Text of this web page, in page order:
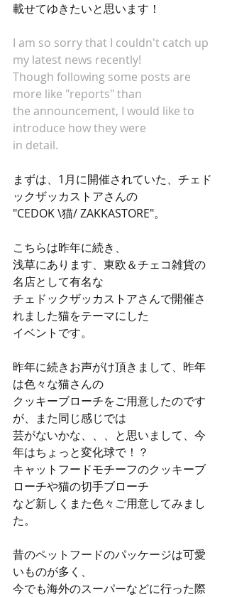
載せてゆきたいと思います！
I am so sorry that I couldn't catch up
my latest news recently!
Though following some posts are
more like "reports" than
the announcement, I would like to
introduce how they were
in detail.
まずは、1月に開催されていた、チェド
ックザッカストアさんの
"CEDOK \猫/ ZAKKASTORE"。
こちらは昨年に続き、
浅草にあります、東欧＆チェコ雑貨の
名店として有名な
チェドックザッカストアさんで開催さ
れました猫をテーマにした
イベントです。
昨年に続きお声がけ頂きまして、昨年
は色々な猫さんの
クッキーブローチをご用意したのです
が、また同じ感じでは
芸がないかな、、、と思いまして、今
年はちょっと変化球で！？
キャットフードモチーフのクッキーブ
ローチや猫の切手ブローチ
など新しくまた色々ご用意してみまし
た。
昔のペットフードのパッケージは可愛
いものが多く、
今でも海外のスーパーなどに行った際